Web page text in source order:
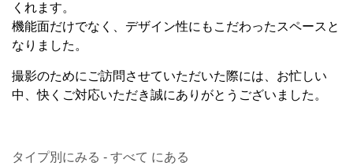
くれます。
機能面だけでなく、デザイン性にもこだわったスペースと
なりました。
撮影のためにご訪問させていただいた際には、お忙しい
中、快くご対応いただき誠にありがとうございました。
タイプ別にみる - すべて にある